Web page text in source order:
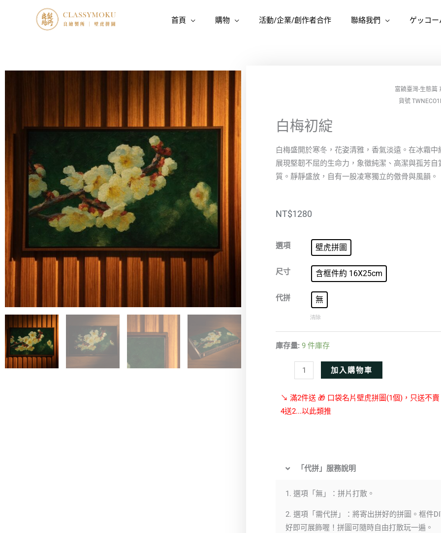
容
首頁 購物 活動/企業/創作者合作 聯絡我們 ゲッコ
富饒臺灣-生態篇
貨號
白梅初綻
白梅盛開於寒冬，花姿清雅，香氣淡遠。在冰霜中
展現堅韌不屈的生命力，象徵純潔、高潔與孤芳自
質。靜靜盛放，自有一股凌寒獨立的傲骨與風韻。
NT$1280
選項 壁虎拼圖
尺寸 含框件約 16X25cm
代拼 無
清除
庫存量: 9 件庫存
白
初
數
加入購物車
↘ 滿2件送 🎁 口袋名片壁虎拼圖(1個)，只送不
4送2...以此類推
「代拼」服務說明
1. 選項「無」：拼片打散。
2. 選項「需代拼」：將寄出拼好的拼圖。框件
好即可展飾喔！拼圖可隨時自由打散玩一遍。